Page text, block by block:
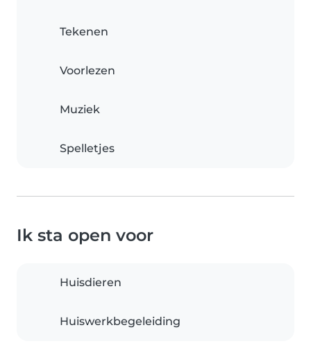
Tekenen
Voorlezen
Muziek
Spelletjes
Ik sta open voor
Huisdieren
Huiswerkbegeleiding